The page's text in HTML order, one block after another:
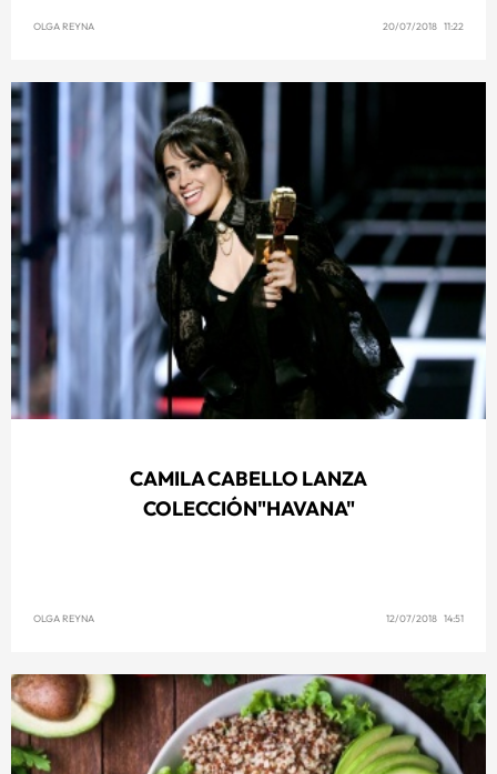
OLGA REYNA 20/07/2018 11:22
CAMILA CABELLO LANZA
COLECCIÓN"HAVANA"
OLGA REYNA 12/07/2018 14:51